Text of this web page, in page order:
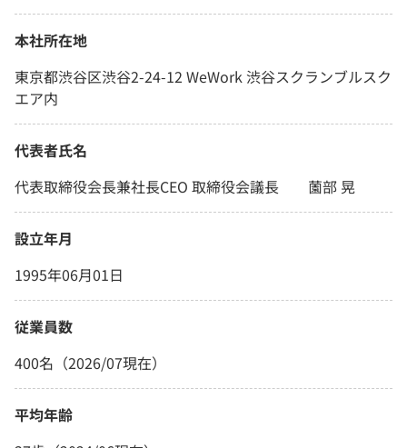
本社所在地
東京都渋谷区渋谷2-24-12 WeWork 渋谷スクランブルスク
エア内
代表者氏名
代表取締役会長兼社長CEO 取締役会議長 薗部 晃
設立年月
1995年06月01日
従業員数
400名（2026/07現在）
平均年齢